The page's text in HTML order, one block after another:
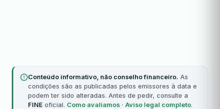
Conteúdo informativo, não conselho financeiro. As
condições são as publicadas pelos emissores à data e
podem ter sido alteradas. Antes de pedir, consulte a
FINE oficial. Como avaliamos · Aviso legal completo.